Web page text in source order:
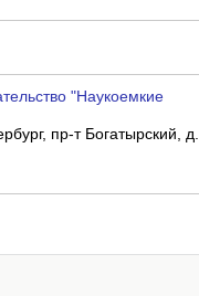
"Наукоемкие
пр-т Богатырский, д.